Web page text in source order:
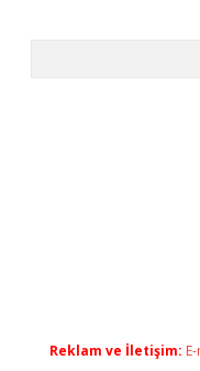
Reklam ve İletişim: